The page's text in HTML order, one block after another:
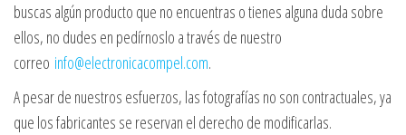
buscas algún producto que no encuentras o tienes alguna duda sobre
ellos, no dudes en pedírnoslo a través de nuestro
correo info@electronicacompel.com.
A pesar de nuestros esfuerzos, las fotografías no son contractuales, ya
que los fabricantes se reservan el derecho de modificarlas.